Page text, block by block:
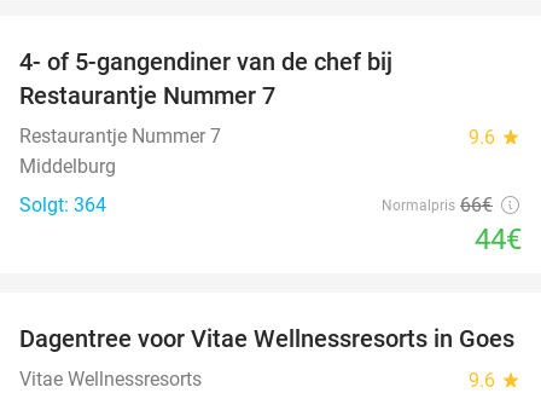
4- of 5-gangendiner van de chef bij
Restaurantje Nummer 7
Restaurantje Nummer 7 9.6 star
Middelburg
Solgt: 364
Normalpris 66€
44€
49%
Dagentree voor Vitae Wellnessresorts in Goes
Vitae Wellnessresorts 9.6 star